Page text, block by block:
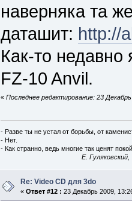
наверняка та
даташит: http://
Как-то недавно
FZ-10 Anvil.
«Последнее редактирование: 23
- Разве ты не устал от борьбы, от
- Нет.
- Как странно, ведь многие так ценят
E.
Re: Video CD для 3do
« Ответ #12 : 23 Декабрь 2009,